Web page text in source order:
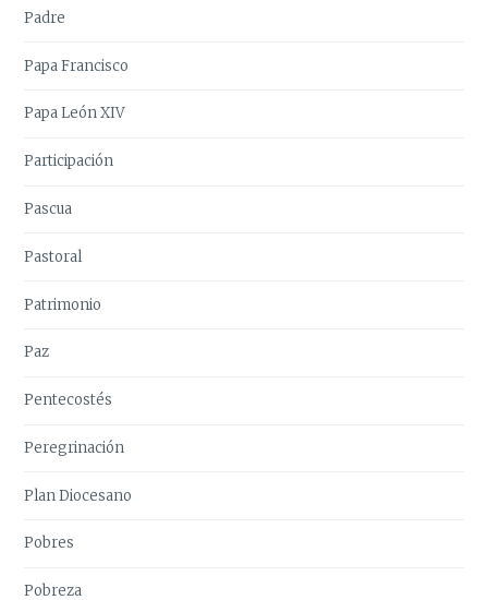
Padre
Papa Francisco
Papa León XIV
Participación
Pascua
Pastoral
Patrimonio
Paz
Pentecostés
Peregrinación
Plan Diocesano
Pobres
Pobreza